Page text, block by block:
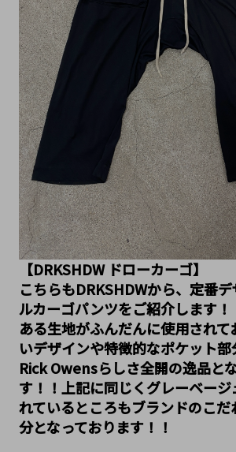
【DRKSHDW ドローカーゴ】
こちらもDRKSHDWから、定番
ルカーゴパンツをご紹介します！
ある生地がふんだんに使用されて
いデザインや特徴的なポケット
Rick Owensらしさ全開の逸品と
す！！上記に同じくグレーベー
れているところもブランドのこ
分となっております！！